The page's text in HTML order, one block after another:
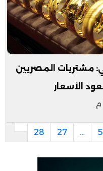
مشتريات المصريين
5
…
27
28